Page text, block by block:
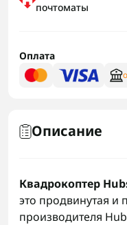
почтоматы
Оплата
Описание
Квадрокоптер
это продвинутая и
производителя